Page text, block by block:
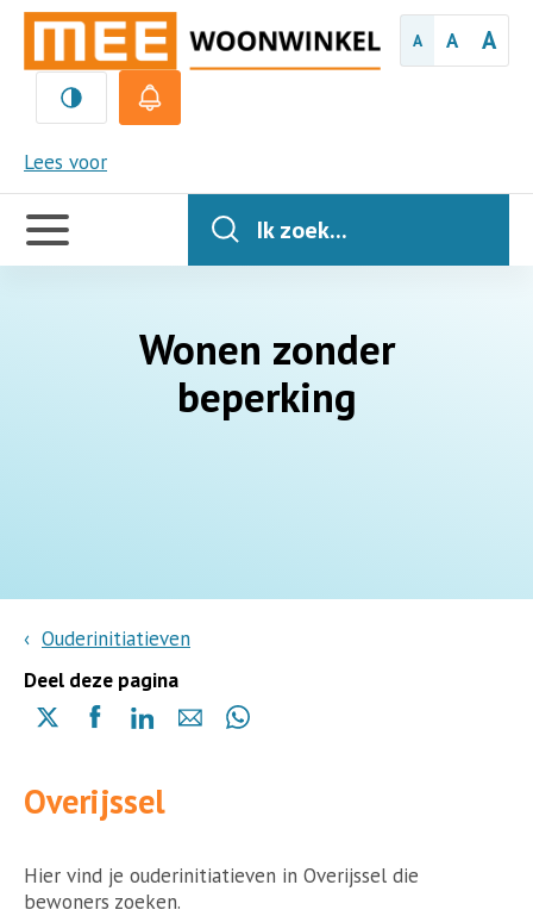
A A A
Lees voor
MEE
Handige
links
Ik zoek...
Wonen zonder
beperking
Ouderinitiatieven
Deel deze pagina
Delen
(opent
in
nieuwe
pagina)
Delen
(opent
in
nieuwe
pagina)
Delen
(opent
in
nieuwe
pagina)
Delen Delen
nieuwe
Overijssel
Hier vind je ouderinitiatieven in Overijssel die
bewoners zoeken.